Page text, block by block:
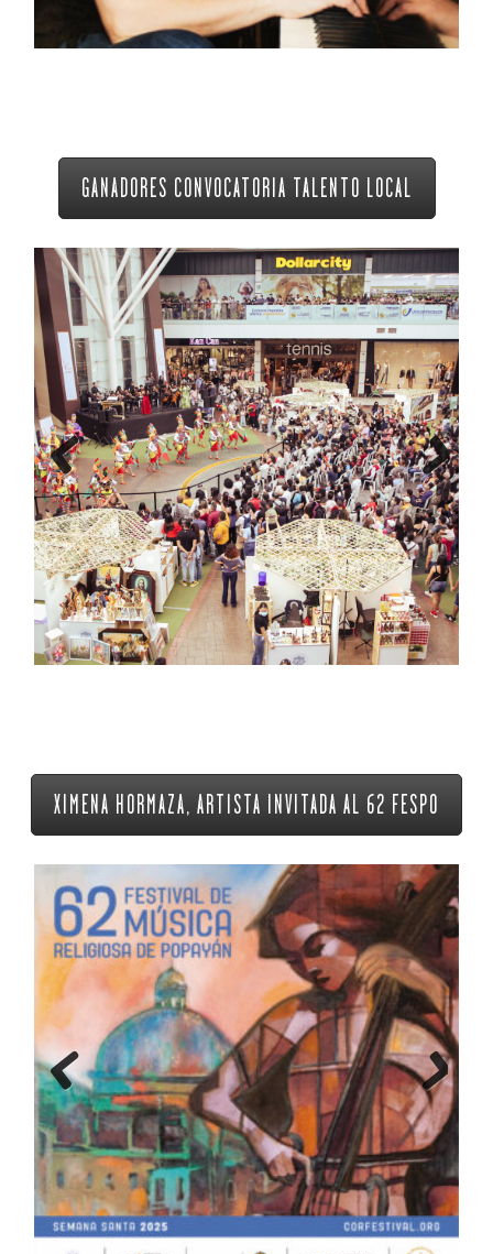
GANADORES CONVOCATORIA TALENTO LOCAL
Previous Next
XIMENA HORMAZA, ARTISTA INVITADA AL 62 FESPO
Previous Next